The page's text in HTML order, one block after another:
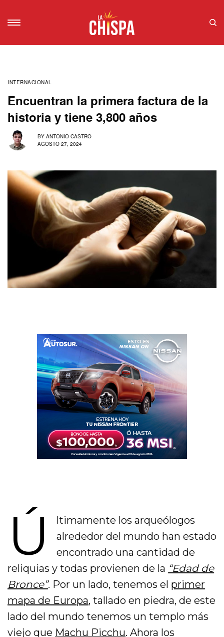
INTERNACIONAL
Encuentran la primera factura de la
historia y tiene 3,800 años
BY ANTONIO CASTRO
AGOSTO 27, 2024
Ú
ltimamente los arqueólogos
alrededor del mundo han estado
encontrado una cantidad de
reliquias y todas provienen de la “Edad de
Bronce”. Por un lado, tenemos el primer
mapa de Europa, tallado en piedra, de este
lado del mundo tenemos un templo más
viejo que Machu Picchu. Ahora los